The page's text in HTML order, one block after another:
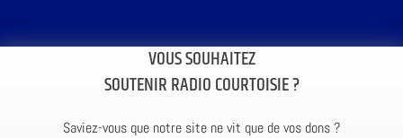
VOUS SOUHAITEZ
SOUTENIR RADIO COURTOISIE ?
Saviez-vous que notre site ne vit que de vos dons ?